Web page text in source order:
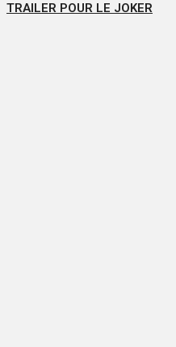
TRAILER POUR LE JOKER